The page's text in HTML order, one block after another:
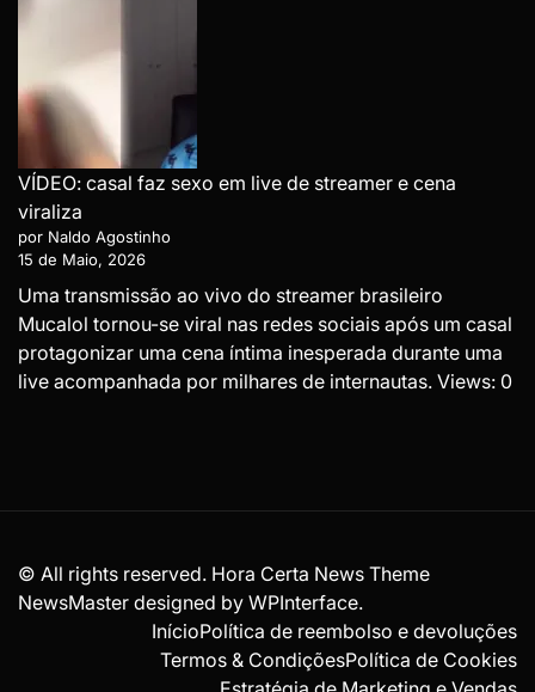
VÍDEO: casal faz sexo em live de streamer e cena
viraliza
por Naldo Agostinho
15 de Maio, 2026
Uma transmissão ao vivo do streamer brasileiro
Mucalol tornou-se viral nas redes sociais após um casal
protagonizar uma cena íntima inesperada durante uma
live acompanhada por milhares de internautas. Views: 0
© All rights reserved. Hora Certa News Theme
NewsMaster designed by WPInterface.
InícioPolítica de reembolso e devoluções
Termos & CondiçõesPolítica de Cookies